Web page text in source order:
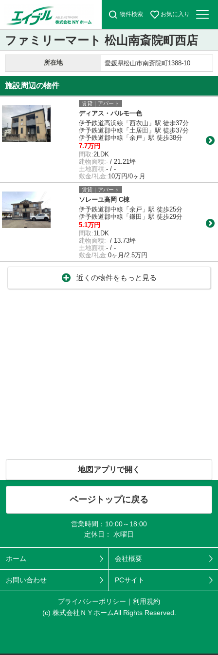
物件検索 お気に入り
ファミリーマート 松山南斎院町西店
所在地 愛媛県松山市南斎院町1388-10
施設周辺の物件
賃貸｜アパート
ディアス・パルモ一色
伊予鉄道高浜線「西衣山」駅 徒歩37分
伊予鉄道郡中線「土居田」駅 徒歩37分
伊予鉄道郡中線「余戸」駅 徒歩38分
7.7万円
間取:2LDK
建物面積:- / 21.21坪
土地面積:- / -
敷金/礼金:10万円/0ヶ月
賃貸｜アパート
ソレーユ高岡 C棟
伊予鉄道郡中線「余戸」駅 徒歩25分
伊予鉄道郡中線「鎌田」駅 徒歩29分
5.1万円
間取:1LDK
建物面積:- / 13.73坪
土地面積:- / -
敷金/礼金:0ヶ月/2.5万円
近くの物件をもっと見る
地図アプリで開く
ページトップに戻る
営業時間：10:00～18:00
定休日： 水曜日
ホーム 会社概要
お問い合わせ PCサイト
プライバシーポリシー
利用規約
(c) 株式会社ＮＹホームAll Rights Reserved.